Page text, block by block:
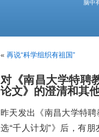
脑中
« 再说“科学组织有祖国”
对《南昌大学特聘
论文》的澄清和其
昨天发出《南昌大学特
选“千人计划”》后，有